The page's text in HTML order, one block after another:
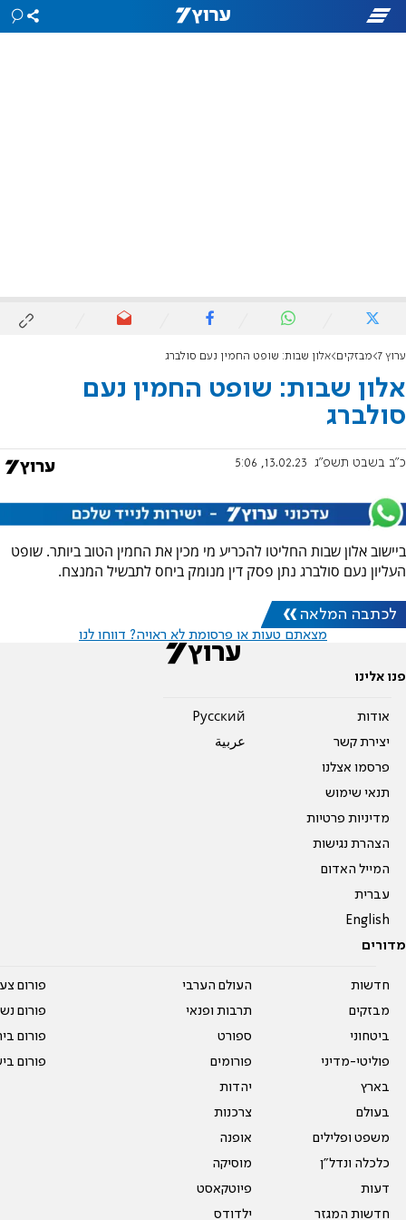
ערוץ 7 מבזקים אלון שבות: שופט החמין נעם סולברג
אלון שבות: שופט החמין נעם
סולברג
כ"ב בשבט תשפ"ג 13.02.23, 5:06
ביישוב אלון שבות החליטו להכריע מי מכין את החמין הטוב ביותר. שופט
העליון נעם סולברג נתן פסק דין מנומק ביחס לתבשיל המנצח.
לכתבה המלאה
מצאתם טעות או פרסומת לא ראויה? דווחו לנו
פנו אלינו
אודות
יצירת קשר
פרסמו אצלנו
תנאי שימוש
מדיניות פרטיות
הצהרת נגישות
המייל האדום
עברית
English
Pусский
عربية
מדורים
חדשות
מבזקים
ביטחוני
פוליטי-מדיני
בארץ
בעולם
משפט ופלילים
כלכלה ונדל"ן
דעות
חדשות המגזר
העולם הערבי
תרבות ופנאי
ספורט
פורומים
יהדות
צרכנות
אופנה
מוסיקה
פיוטקאסט
ילדודס
פורום
פורום
פורום
פורום